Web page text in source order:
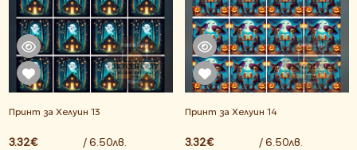
Принт за Хелуин 13
3.32€ / 6.50лв.
Принт за Хелуин 14
3.32€ / 6.50лв.